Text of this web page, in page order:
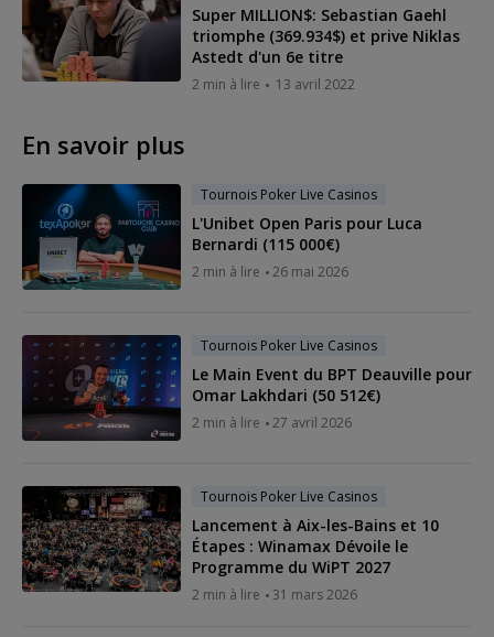
Super MILLION$: Sebastian Gaehl
triomphe (369.934$) et prive Niklas
Astedt d'un 6e titre
2 min à lire 13 avril 2022
En savoir plus
Tournois Poker Live Casinos
L'Unibet Open Paris pour Luca
Bernardi (115 000€)
2 min à lire 26 mai 2026
Tournois Poker Live Casinos
Le Main Event du BPT Deauville pour
Omar Lakhdari (50 512€)
2 min à lire 27 avril 2026
Tournois Poker Live Casinos
Lancement à Aix-les-Bains et 10
Étapes : Winamax Dévoile le
Programme du WiPT 2027
2 min à lire 31 mars 2026